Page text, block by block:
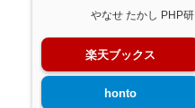
やなせ たかし PHP
楽天ブックス
honto